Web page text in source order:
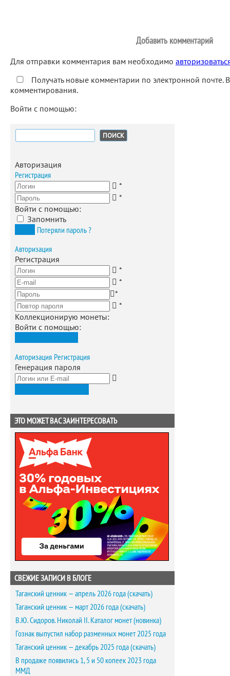
Добавить комментарий
Для отправки комментария вам необходимо
Получать новые комментарии по электронной почте.
комментирования.
Войти с помощью:
Найти:
Авторизация
Регистрация
*
*
Войти с помощью:
Запомнить
Потеряли пароль ?
Авторизация
Регистрация
*
*
*
*
Коллекционирую монеты:
Войти с помощью:
Авторизация Регистрация
Генерация пароля
ЭТО МОЖЕТ ВАС ЗАИНТЕРЕСОВАТЬ
СВЕЖИЕ ЗАПИСИ В БЛОГЕ
Таганский ценник — апрель 2026 года (скачать)
Таганский ценник — март 2026 года (скачать)
В.Ю. Сидоров. Николай II. Каталог монет (новинка)
Гознак выпустил набор разменных монет 2025 года
Таганский ценник — декабрь 2025 года (скачать)
В продаже появились 1, 5 и 50 копеек 2023 года
ММД